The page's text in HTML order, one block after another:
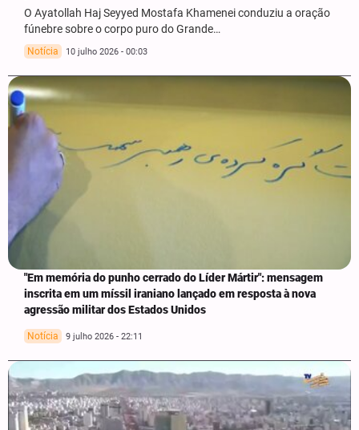
O Ayatollah Haj Seyyed Mostafa Khamenei conduziu a oração
fúnebre sobre o corpo puro do Grande…
Notícia 10 julho 2026 - 00:03
"Em memória do punho cerrado do Líder Mártir": mensagem
inscrita em um míssil iraniano lançado em resposta à nova
agressão militar dos Estados Unidos
Notícia 9 julho 2026 - 22:11